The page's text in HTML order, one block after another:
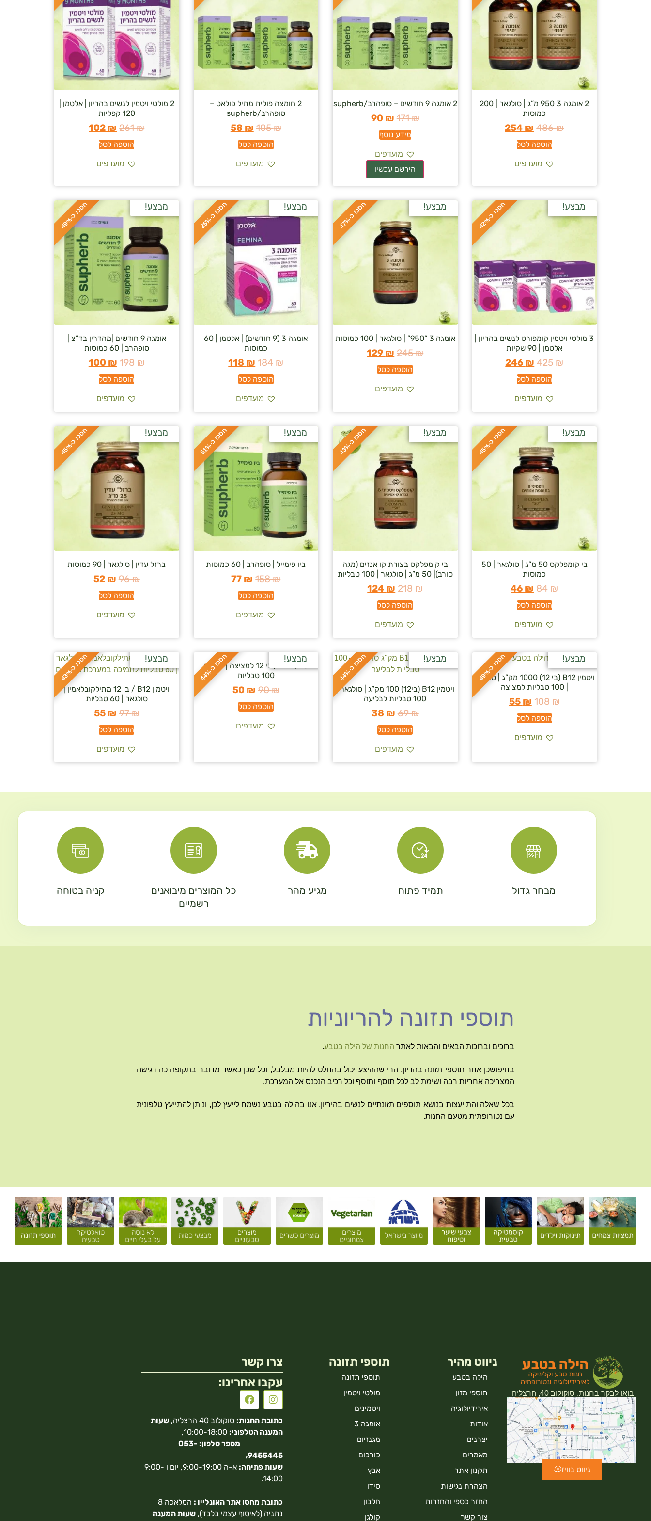
2 אומגה 3 950 מ”ג | סולגאר | 200
כמוסות
486₪
254 ₪
הוספה לסל
מועדפים
2 אומגה 9 חודשים – סופהרב/supherb
171₪
90 ₪
מידע נוסף
מועדפים
2 חומצה פולית מתיל פולאט –
סופהרב/supherb
105₪
58 ₪
הוספה לסל
מועדפים
2 מולטי ויטמין לנשים בהריון | אלטמן |
120 קפליות
261₪
102 ₪
הוספה לסל
מועדפים
ח
ס
כ
ו
כ
-
4
2
% מבצע!
3 מולטי ויטמין קומפורט לנשים בהריון |
אלטמן | 90 שקיות
425₪
246 ₪
הוספה לסל
מועדפים
ח
ס
כ
ו
כ
-
4
7
% מבצע!
אומגה 3 “950” | סולגאר | 100 כמוסות
245₪
129 ₪
הוספה לסל
מועדפים
ח
ס
כ
ו
כ
-
3
5
% מבצע!
אומגה 3 (9 חודשים) | אלטמן | 60
כמוסות
184₪
118 ₪
הוספה לסל
מועדפים
ח
ס
כ
ו
כ
-
4
9
% מבצע!
אומגה 9 חודשים |מהדרין בד”צ |
סופהרב | 60 כמוסות
198₪
100 ₪
הוספה לסל
מועדפים
ח
ס
כ
ו
כ
-
4
5
% מבצע!
בי קומפלקס 50 מ”ג | סולגאר | 50
כמוסות
84₪
46 ₪
הוספה לסל
מועדפים
ח
ס
כ
ו
כ
-
4
3
% מבצע!
בי קומפלקס בצורת קו אנזים (מגה
סורב)| 50 מ”ג | סולגאר | 100 טבליות
218₪
124 ₪
הוספה לסל
מועדפים
ח
ס
כ
ו
כ
-
5
1
% מבצע!
ביו פימייל | סופהרב | 60 כמוסות
158₪
77 ₪
הוספה לסל
מועדפים
ח
ס
כ
ו
כ
-
4
5
% מבצע!
ברזל עדין | סולגאר | 90 כמוסות
96₪
52 ₪
הוספה לסל
מועדפים
ח
ס
כ
ו
כ
-
4
9
% מבצע!
ויטמין B12 (בי 12) 1000 מק”ג | סולגאר
| 100 טבליות למציצה
108₪
55 ₪
הוספה לסל
מועדפים
ח
ס
כ
ו
כ
-
4
4
% מבצע!
ויטמין B12 (בי12) 100 מק”ג | סולגאר |
100 טבליות לבליעה
69₪
38 ₪
הוספה לסל
מועדפים
ח
ס
כ
ו
כ
-
4
4
% מבצע!
ויטמין B12 / בי 12 למציצה | אלטמן |
100 טבליות
90₪
50 ₪
הוספה לסל
מועדפים
ח
ס
כ
ו
כ
-
4
3
% מבצע!
ויטמין B12 / בי 12 מתילקובלאמין |
סולגאר | 60 טבליות
97₪
55 ₪
הוספה לסל
מועדפים
מבחר גדול תמיד פתוח מגיע מהר
כל המוצרים מיבואנים
רשמיים
קניה בטוחה
תוספי תזונה להריוניות
ברוכים וברוכות הבאים והבאות לאתר החנות של הילה בטבע.
בחיפושכן אחר תוספי תזונה בהריון, הרי שההיצע יכול בהחלט להיות מבלבל, וכל שכן כאשר מדובר בתקופה כה רגישה
המצריכה אחריות רבה ושימת לב לכל תוסף ותוסף וכל רכיב הנכנס אל המערכת.
בכל שאלה והתייעצות בנושא תוספים תזונתיים לנשים בהיריון, אנו בהילה בטבע נשמח לייעץ לכן, וניתן להתייעץ טלפונית
עם נטורופתית מטעם החנות.
בואו לבקר בחנות: סוקולוב 40, הרצליה.
ניווט בוויז
ניווט מהיר
הילה בטבע
תוספי מזון
אירידיולוגיה
אודות
יצרנים
מאמרים
תקנון אתר
הצהרת נגישות
החזר כספי והחזרות
צור קשר
תוספי תזונה
תוספי תזונה
מולטי ויטמין
ויטמינים
אומגה 3
מגנזיום
כורכום
אבץ
סידן
חלבון
קולגן
צרו קשר
עקבו אחרינו:
כתובת החנות: סוקולוב 40 הרצליה,
שעות
המענה הטלפוני:
10:00-18:00,
מספר טלפון: 053-
9455445,
שעות פתיחה:
א-ה 9:00-19:00, יום ו 9:00-
14:00.
כתובת מחסן אתר האונליין :
המלאכה 8
נתניה (לאיסוף עצמי בלבד),שעות המענה